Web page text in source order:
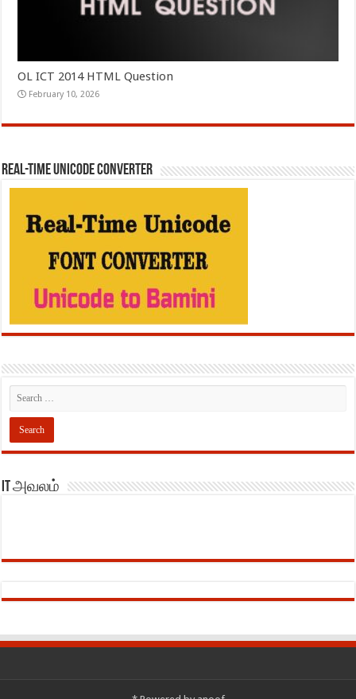
OL ICT 2014 HTML Question
February 10, 2026
REAL-TIME UNICODE CONVERTER
IT அவலம்